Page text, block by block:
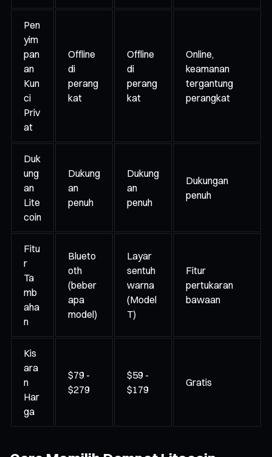
Pen
yim
pan
an
Kun
ci
Priv
at
Offline
di
perang
kat
Offline
di
perang
kat
Online,
keamanan
tergantung
perangkat
Duk
ung
an
Lite
coin
Dukung
an
penuh
Dukung
an
penuh
Dukungan
penuh
Fitu
r
Ta
mb
aha
n
Blueto
oth
(beber
apa
model)
Layar
sentuh
warna
(Model
T)
Fitur
pertukaran
bawaan
Kis
ara
n
Har
ga
$79 -
$279
$59 -
$179
Gratis